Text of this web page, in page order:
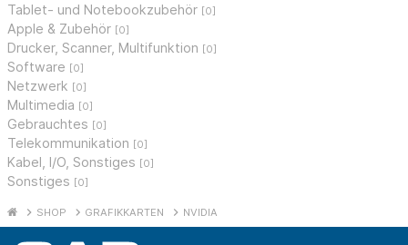
Tablet- und Notebookzubehör [0]
Apple & Zubehör [0]
Drucker, Scanner, Multifunktion [0]
Software [0]
Netzwerk [0]
Multimedia [0]
Gebrauchtes [0]
Telekommunikation [0]
Kabel, I/O, Sonstiges [0]
Sonstiges [0]
SHOP GRAFIKKARTEN NVIDIA